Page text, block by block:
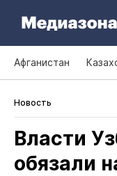
Афганистан
Новость
Власти
обязали